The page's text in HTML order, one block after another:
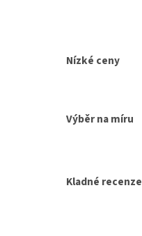
Nízké ceny
Výběr na míru
Kladné recenze